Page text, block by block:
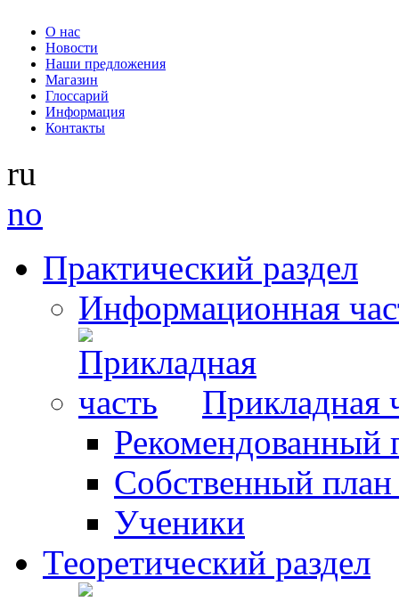
О нас
Новости
Наши предложения
Магазин
Глоссарий
Информация
Контакты
ru
no
Практический раздел
Информационная
Прикладная
Рекомендованный
Собственный
Ученики
Теоретический раздел